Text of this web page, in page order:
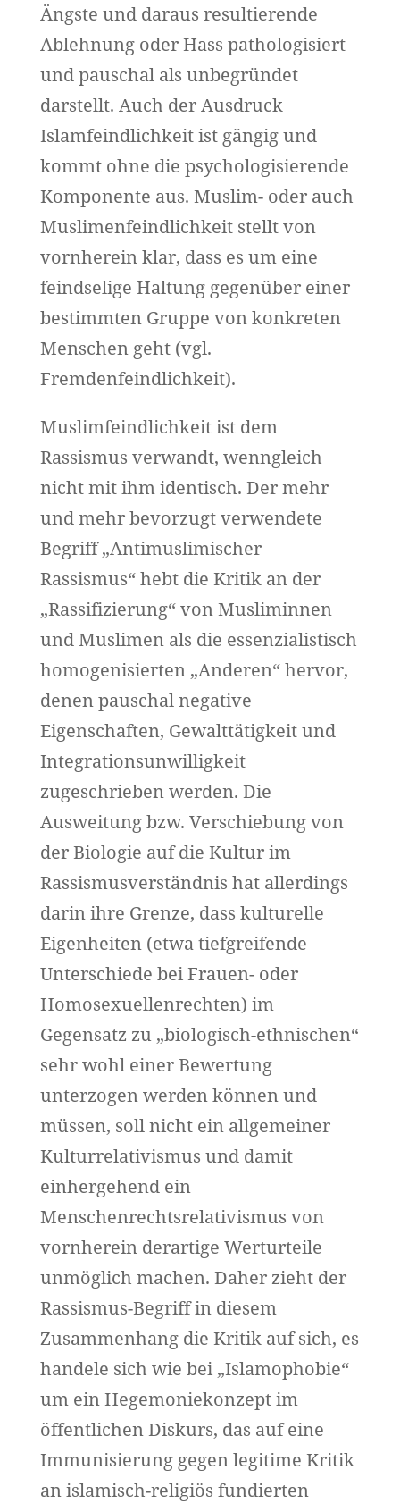
Ängste und daraus resultierende
Ablehnung oder Hass pathologisiert
und pauschal als unbegründet
darstellt. Auch der Ausdruck
Islamfeindlichkeit ist gängig und
kommt ohne die psychologisierende
Komponente aus. Muslim- oder auch
Muslimenfeindlichkeit stellt von
vornherein klar, dass es um eine
feindselige Haltung gegenüber einer
bestimmten Gruppe von konkreten
Menschen geht (vgl.
Fremdenfeindlichkeit).
Muslimfeindlichkeit ist dem
Rassismus verwandt, wenngleich
nicht mit ihm identisch. Der mehr
und mehr bevorzugt verwendete
Begriff „Antimuslimischer
Rassismus“ hebt die Kritik an der
„Rassifizierung“ von Musliminnen
und Muslimen als die essenzialistisch
homogenisierten „Anderen“ hervor,
denen pauschal negative
Eigenschaften, Gewalttätigkeit und
Integrationsunwilligkeit
zugeschrieben werden. Die
Ausweitung bzw. Verschiebung von
der Biologie auf die Kultur im
Rassismusverständnis hat allerdings
darin ihre Grenze, dass kulturelle
Eigenheiten (etwa tiefgreifende
Unterschiede bei Frauen- oder
Homosexuellenrechten) im
Gegensatz zu „biologisch-ethnischen“
sehr wohl einer Bewertung
unterzogen werden können und
müssen, soll nicht ein allgemeiner
Kulturrelativismus und damit
einhergehend ein
Menschenrechtsrelativismus von
vornherein derartige Werturteile
unmöglich machen. Daher zieht der
Rassismus-Begriff in diesem
Zusammenhang die Kritik auf sich, es
handele sich wie bei „Islamophobie“
um ein Hegemoniekonzept im
öffentlichen Diskurs, das auf eine
Immunisierung gegen legitime Kritik
an islamisch-religiös fundierten